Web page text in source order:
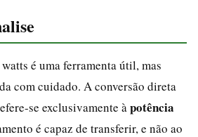
é uma ferramenta útil, mas
com cuidado. A conversão direta
se exclusivamente à potência
é capaz de transferir, e não ao